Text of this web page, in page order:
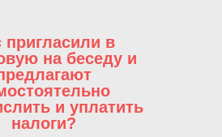
пригласили в
на беседу и
и уплатить
налоги?